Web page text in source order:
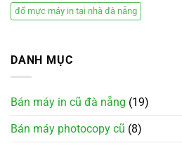
đổ mực máy in tại nhà đà nẵng
DANH MỤC
Bán máy in cũ đà nẵng (19)
Bán máy photocopy cũ (8)